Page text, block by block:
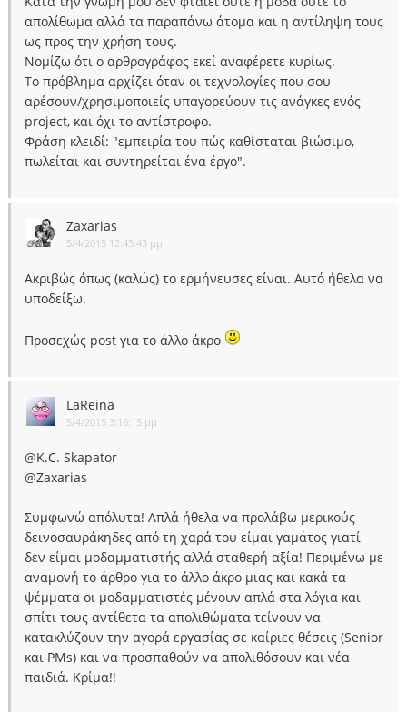
απολίθωμα αλλά τα παραπάνω άτομα και η αντίληψη τους
ως προς την χρήση τους.
Νομίζω ότι ο αρθρογράφος εκεί αναφέρετε κυρίως.
Το πρόβλημα αρχίζει όταν οι τεχνολογίες που σου
αρέσουν/χρησιμοποιείς υπαγορεύουν τις ανάγκες ενός
project, και όχι το αντίστροφο.
Φράση κλειδί: "εμπειρία του πώς καθίσταται βιώσιμο,
πωλείται και συντηρείται ένα έργο".
Zaxarias
5/4/2015 12:45:43 μμ
Ακριβώς όπως (καλώς) το ερμήνευσες είναι. Αυτό ήθελα να
υποδείξω.
Προσεχώς post για το άλλο άκρο
LaReina
5/4/2015 3:16:15 μμ
@K.C. Skapator
@Zaxarias
Συμφωνώ απόλυτα! Απλά ήθελα να προλάβω μερικούς
δεινοσαυράκηδες από τη χαρά του είμαι γαμάτος γιατί
δεν είμαι μοδαμματιστής αλλά σταθερή αξία! Περιμένω με
αναμονή το άρθρο για το άλλο άκρο μιας και κακά τα
ψέμματα οι μοδαμματιστές μένουν απλά στα λόγια και
σπίτι τους αντίθετα τα απολιθώματα τείνουν να
κατακλύζουν την αγορά εργασίας σε καίριες θέσεις (Senior
και PMs) και να προσπαθούν να απολιθόσουν και νέα
παιδιά. Κρίμα!!